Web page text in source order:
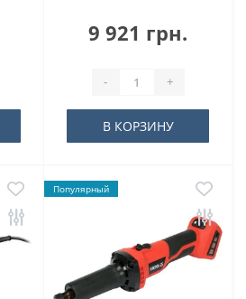
9 921 грн.
- +
В КОРЗИНУ
Популярный